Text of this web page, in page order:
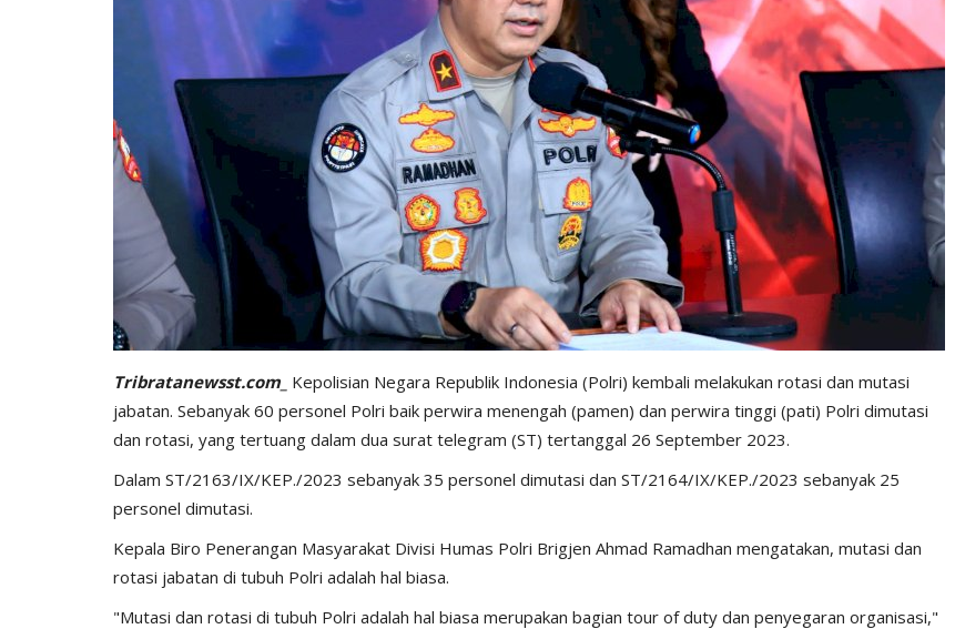
Tribratanewsst.com_ Kepolisian Negara Republik Indonesia (Polri) kembali melakukan rotasi dan mutasi
jabatan. Sebanyak 60 personel Polri baik perwira menengah (pamen) dan perwira tinggi (pati) Polri dimutasi
dan rotasi, yang tertuang dalam dua surat telegram (ST) tertanggal 26 September 2023.
Dalam ST/2163/IX/KEP./2023 sebanyak 35 personel dimutasi dan ST/2164/IX/KEP./2023 sebanyak 25
personel dimutasi.
Kepala Biro Penerangan Masyarakat Divisi Humas Polri Brigjen Ahmad Ramadhan mengatakan, mutasi dan
rotasi jabatan di tubuh Polri adalah hal biasa.
"Mutasi dan rotasi di tubuh Polri adalah hal biasa merupakan bagian tour of duty dan penyegaran organisasi,"
BERANDA Polisi Kita